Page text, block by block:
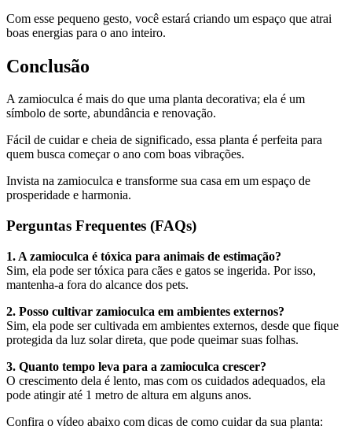
Com esse pequeno gesto, você estará criando um espaço que atrai
boas energias para o ano inteiro.
Conclusão
A zamioculca é mais do que uma planta decorativa; ela é um
símbolo de sorte, abundância e renovação.
Fácil de cuidar e cheia de significado, essa planta é perfeita para
quem busca começar o ano com boas vibrações.
Invista na zamioculca e transforme sua casa em um espaço de
prosperidade e harmonia.
Perguntas Frequentes (FAQs)
1. A zamioculca é tóxica para animais de estimação?
Sim, ela pode ser tóxica para cães e gatos se ingerida. Por isso,
mantenha-a fora do alcance dos pets.
2. Posso cultivar zamioculca em ambientes externos?
Sim, ela pode ser cultivada em ambientes externos, desde que fique
protegida da luz solar direta, que pode queimar suas folhas.
3. Quanto tempo leva para a zamioculca crescer?
O crescimento dela é lento, mas com os cuidados adequados, ela
pode atingir até 1 metro de altura em alguns anos.
Confira o vídeo abaixo com dicas de como cuidar da sua planta: